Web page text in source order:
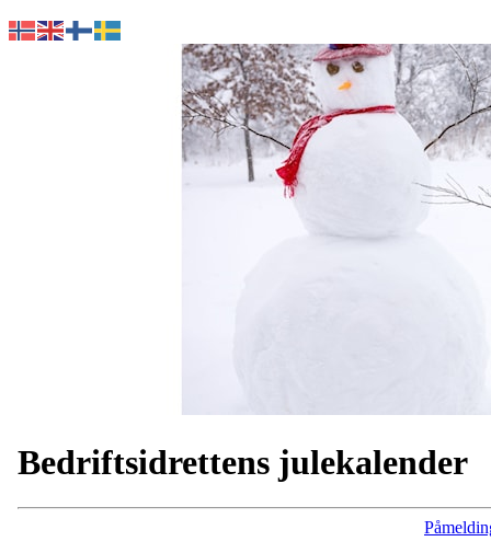
Bedriftsidrettens julekalender